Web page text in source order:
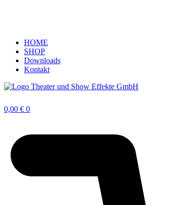
HOME
SHOP
Downloads
Kontakt
0,00 € 0